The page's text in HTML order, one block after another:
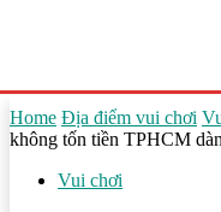
Home Địa điểm vui chơi
không tốn tiền TPHCM
Vui chơi